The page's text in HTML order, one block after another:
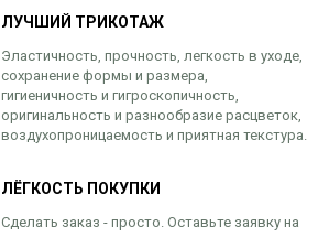
ЛУЧШИЙ ТРИКОТАЖ
Эластичность, прочность, легкость в уходе,
сохранение формы и размера,
гигиеничность и гигроскопичность,
оригинальность и разнообразие расцветок,
воздухопроницаемость и приятная текстура.
ЛЁГКОСТЬ ПОКУПКИ
Сделать заказ - просто. Оставьте заявку на